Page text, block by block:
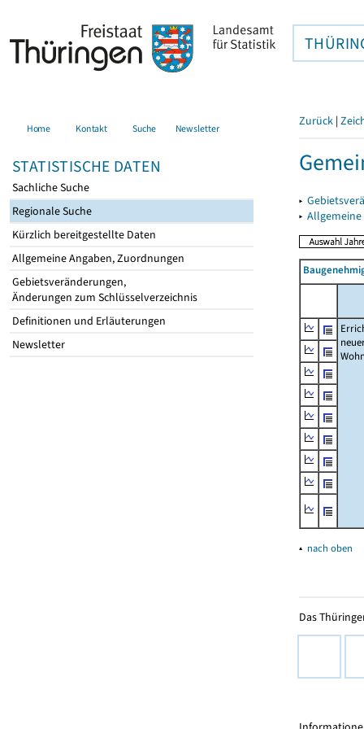
Home Kontakt Suche Newsletter
STATISTISCHE DATEN
Sachliche Suche
Regionale Suche
Kürzlich bereitgestellte Daten
Allgemeine Angaben, Zuordnungen
Gebietsveränderungen,
Änderungen zum Schlüsselverzeichnis
Definitionen und Erläuterungen
Newsletter
Zurück |
▸
▸
▴ nach oben
Das